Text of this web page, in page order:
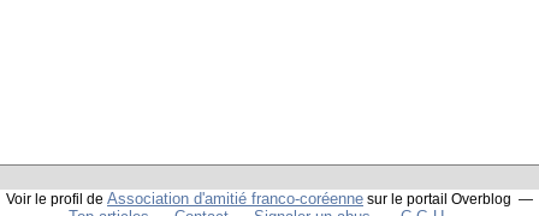
Voir le profil de Association d'amitié franco-coréenne sur le portail Overblog